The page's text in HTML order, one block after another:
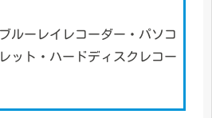
ルーレイレコーダー・パソコ
ット・ハードディスクレコー